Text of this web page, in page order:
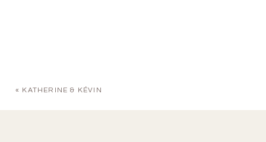
« KATHERINE & KÉVIN